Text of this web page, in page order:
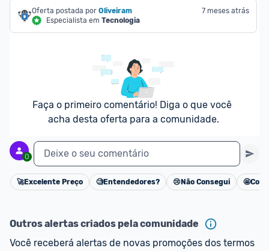
Oferta postada por Oliveiram
Especialista em Tecnologia
7 meses atrás
Faça o primeiro comentário! Diga o que você
acha desta oferta para a comunidade.
0 Deixe o seu comentário
Cancelar
🚀Excelente Preço 🧐Entendedores? 😢 Não Consegui 🤩
Outros alertas criados pela comunidade
Você receberá alertas de novas promoções dos termos